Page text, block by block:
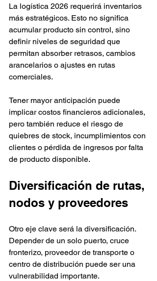
La logística 2026 requerirá inventarios
más estratégicos. Esto no significa
acumular producto sin control, sino
definir niveles de seguridad que
permitan absorber retrasos, cambios
arancelarios o ajustes en rutas
comerciales.
Tener mayor anticipación puede
implicar costos financieros adicionales,
pero también reduce el riesgo de
quiebres de stock, incumplimientos con
clientes o pérdida de ingresos por falta
de producto disponible.
Diversificación de rutas,
nodos y proveedores
Otro eje clave será la diversificación.
Depender de un solo puerto, cruce
fronterizo, proveedor de transporte o
centro de distribución puede ser una
vulnerabilidad importante.